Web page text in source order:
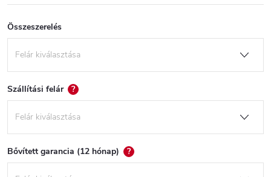
Összeszerelés
Szállítási felár ?
Bővített garancia (12 hónap) ?